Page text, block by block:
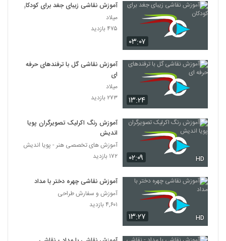
۰۳:۰۷
آموزش نقاشی زیبای جغد برای کودکان
میلاد
۴۷۵ بازدید
۱۳:۲۴
آموزش نقاشی گل با ترفندهای حرفه
ای
میلاد
۲۷۳ بازدید
۰۲:۰۹ HD
آموزش رنگ اکرلیک تصویرگران پویا
اندیش
آموزش های تخصصی هنر - پویا اندیش
۱۷۲ بازدید
۱۳:۲۷ HD
آموزش نقاشی چهره دختر با مداد
آموزش و سفارش طراحی
۴,۶۰۱ بازدید